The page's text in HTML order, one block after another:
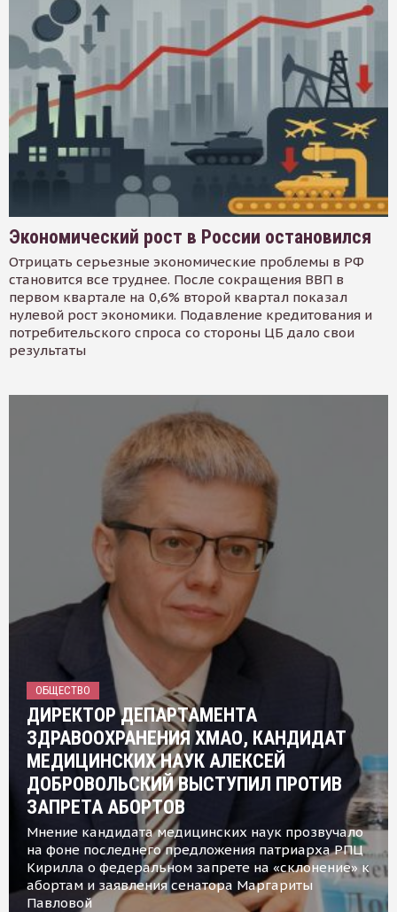
Экономический рост в России остановился
Отрицать серьезные экономические проблемы в РФ
становится все труднее. После сокращения ВВП в
первом квартале на 0,6% второй квартал показал
нулевой рост экономики. Подавление кредитования и
потребительского спроса со стороны ЦБ дало свои
результаты
ОБЩЕСТВО
ДИРЕКТОР ДЕПАРТАМЕНТА
ЗДРАВООХРАНЕНИЯ ХМАО, КАНДИДАТ
МЕДИЦИНСКИХ НАУК АЛЕКСЕЙ
ДОБРОВОЛЬСКИЙ ВЫСТУПИЛ ПРОТИВ
ЗАПРЕТА АБОРТОВ
Мнение кандидата медицинских наук прозвучало
на фоне последнего предложения патриарха РПЦ
Кирилла о федеральном запрете на «склонение» к
абортам и заявления сенатора Маргариты
Павловой